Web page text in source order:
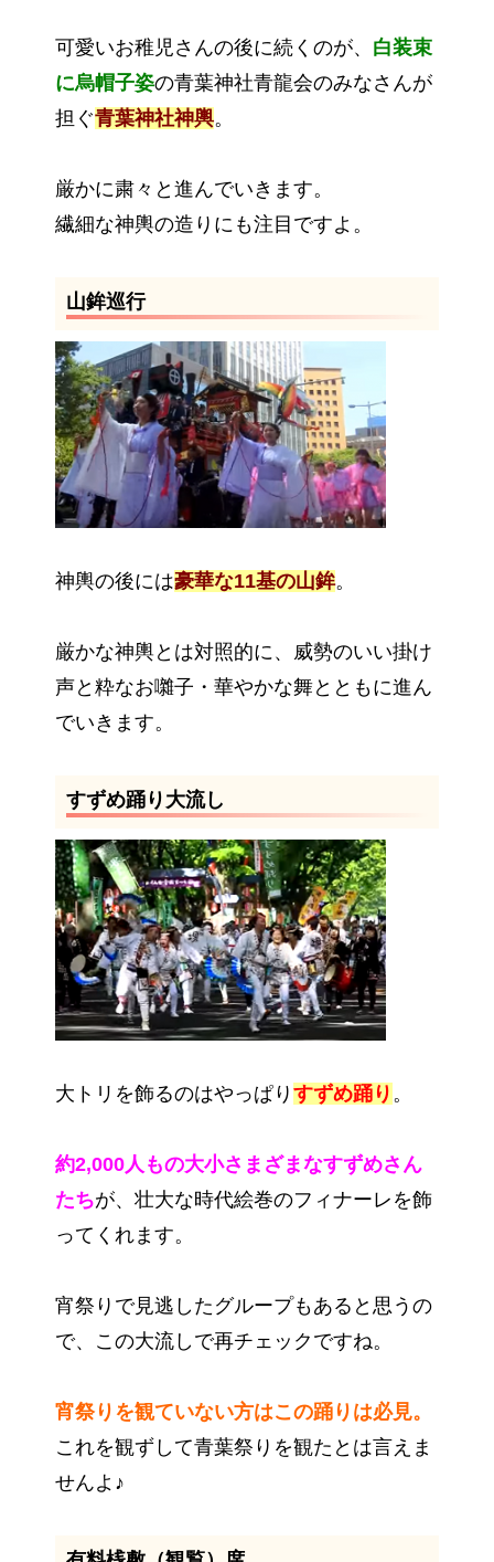
可愛いお稚児さんの後に続くのが、 白装束
に烏帽子姿の青葉神社青龍会のみなさんが
担ぐ青葉神社神輿。
厳かに粛々と進んでいきます。
繊細な神輿の造りにも注目ですよ。
山鉾巡行
神輿の後には豪華な11基の山鉾。
厳かな神輿とは対照的に、威勢のいい掛け
声と粋なお囃子・華やかな舞とともに進ん
でいきます。
すずめ踊り大流し
大トリを飾るのはやっぱり すずめ踊り 。
約2,000人もの大小さまざまなすずめさん
たちが、壮大な時代絵巻のフィナーレを飾
ってくれます。
宵祭りで見逃したグループもあると思うの
で、この大流しで再チェックですね。
宵祭りを観ていない方はこの踊りは必見。
これを観ずして青葉祭りを観たとは言えま
せんよ ♪